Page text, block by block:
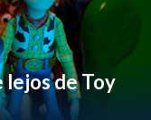
lejos de Toy